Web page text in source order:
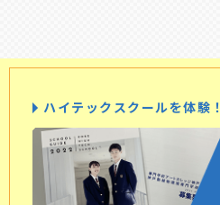
ハイテックスクールを体験！